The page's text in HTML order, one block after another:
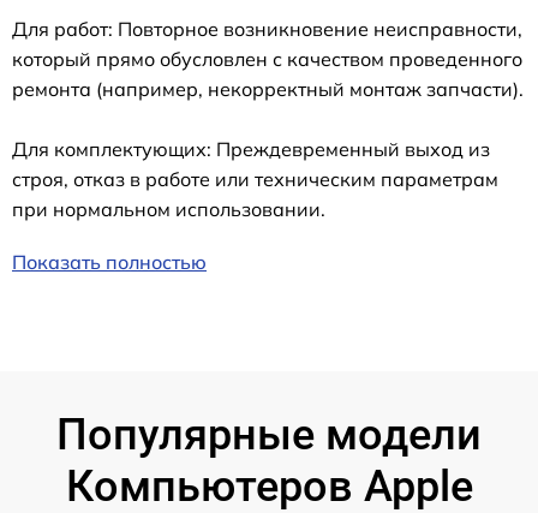
Для работ: Повторное возникновение неисправности,
который прямо обусловлен с качеством проведенного
ремонта (например, некорректный монтаж запчасти).
Для комплектующих: Преждевременный выход из
строя, отказ в работе или техническим параметрам
при нормальном использовании.
Показать полностью
Популярные модели
Компьютеров Apple